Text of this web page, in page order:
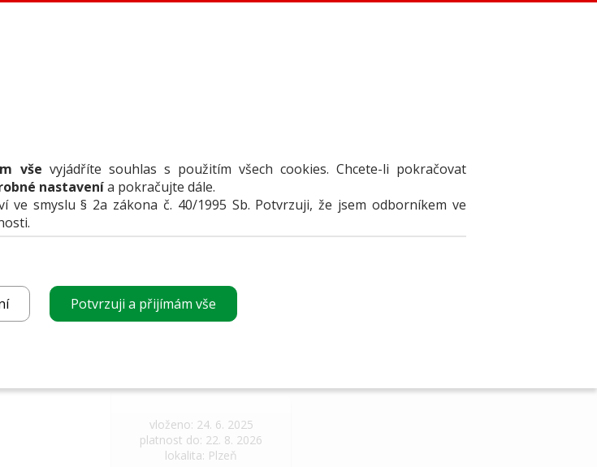
VLOŽIT INZERÁT
Přihlásit
vloženo: 24. 6. 2025
platnost do: 22. 8. 2026
lokalita: Plzeň
vše vyjádříte souhlas s použitím všech cookies. Chcete-li pokračovat
nastavenía pokračujte dále.
smyslu § 2a zákona č. 40/1995 Sb. Potvrzuji, že jsem odborníkem ve
Potvrzuji a přijímám vše